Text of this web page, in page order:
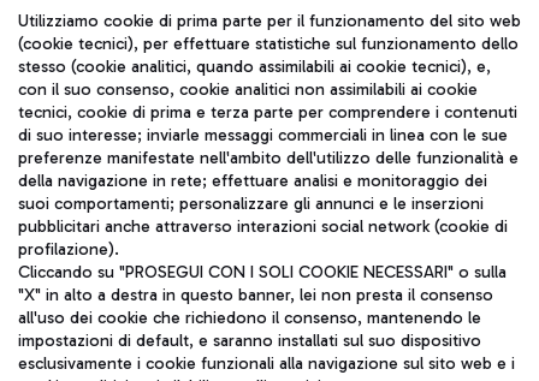
Seguici sui social
TRAVEL JOURNAL
ITA
Utilizziamo cookie di prima parte per il funzionamento del sito web
(cookie tecnici), per effettuare statistiche sul funzionamento dello
stesso (cookie analitici, quando assimilabili ai cookie tecnici), e,
con il suo consenso, cookie analitici non assimilabili ai cookie
tecnici, cookie di prima e terza parte per comprendere i contenuti
di suo interesse; inviarle messaggi commerciali in linea con le sue
preferenze manifestate nell'ambito dell'utilizzo delle funzionalità e
della navigazione in rete; effettuare analisi e monitoraggio dei
suoi comportamenti; personalizzare gli annunci e le inserzioni
pubblicitari anche attraverso interazioni social network (cookie di
profilazione).
Cliccando su "PROSEGUI CON I SOLI COOKIE NECESSARI" o sulla
"X" in alto a destra in questo banner, lei non presta il consenso
all'uso dei cookie che richiedono il consenso, mantenendo le
impostazioni di default, e saranno installati sul suo dispositivo
esclusivamente i cookie funzionali alla navigazione sul sito web e i